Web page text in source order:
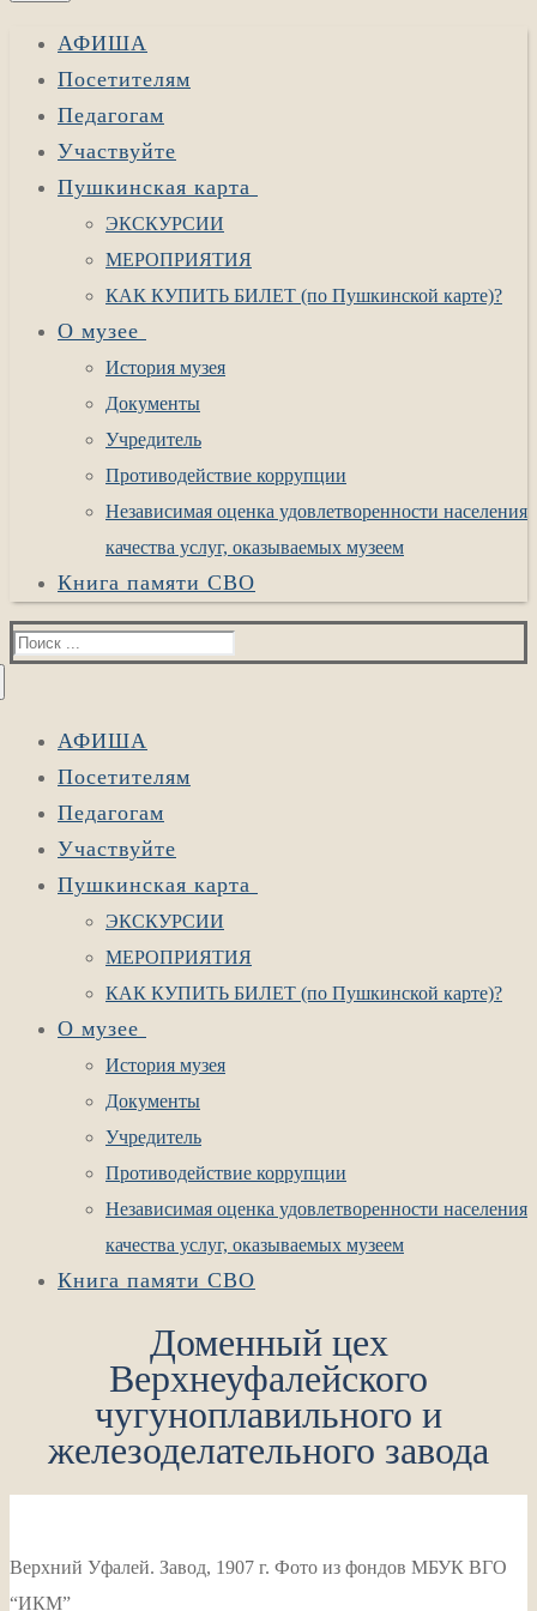
АФИША
Посетителям
Педагогам
Участвуйте
Пушкинская карта
ЭКСКУРСИИ
МЕРОПРИЯТИЯ
КАК КУПИТЬ БИЛЕТ (по Пушкинской карте)?
О музее
История музея
Документы
Учредитель
Противодействие коррупции
Независимая оценка удовлетворенности населения
качества услуг, оказываемых музеем
Книга памяти СВО
Найти:
АФИША
Посетителям
Педагогам
Участвуйте
Пушкинская карта
ЭКСКУРСИИ
МЕРОПРИЯТИЯ
КАК КУПИТЬ БИЛЕТ (по Пушкинской карте)?
О музее
История музея
Документы
Учредитель
Противодействие коррупции
Независимая оценка удовлетворенности населения
качества услуг, оказываемых музеем
Книга памяти СВО
Доменный цех
Верхнеуфалейского
чугуноплавильного и
железоделательного завода
Верхний Уфалей. Завод, 1907 г. Фото из фондов МБУК ВГО
“ИКМ”